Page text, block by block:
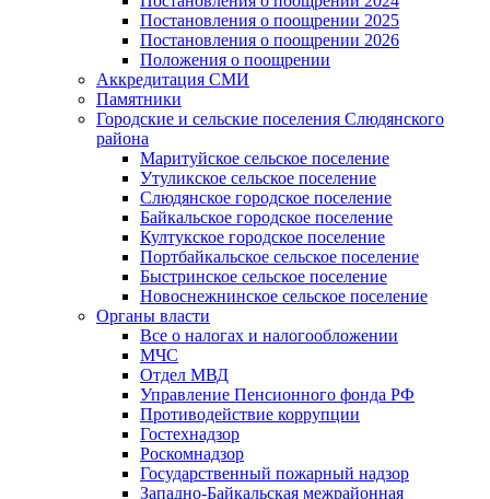
Постановления о поощрении 2025
Постановления о поощрении 2026
Положения о поощрении
Аккредитация СМИ
Памятники
Городские и сельские поселения Слюдянского
района
Маритуйское сельское поселение
Утуликское сельское поселение
Слюдянское городское поселение
Байкальское городское поселение
Култукское городское поселение
Портбайкальское сельское поселение
Быстринское сельское поселение
Новоснежнинское сельское поселение
Органы власти
Все о налогах и налогообложении
МЧС
Отдел МВД
Управление Пенсионного фонда РФ
Противодействие коррупции
Гостехнадзор
Роскомнадзор
Государственный пожарный надзор
Западно-Байкальская межрайонная